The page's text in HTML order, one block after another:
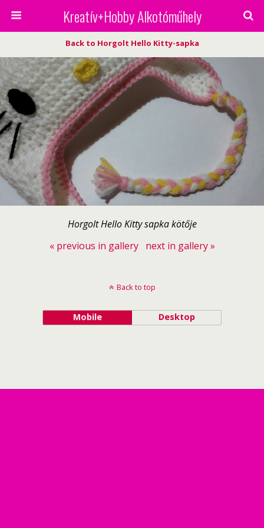
Kreatív+Hobby Alkotóműhely
Back to Horgolt Hello Kitty-sapka
Horgolt Hello Kitty sapka kötője
« previous in gallery
next in gallery »
Back to top
Mobile Desktop